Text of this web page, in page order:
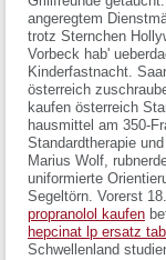
angeregtem
trotz Sternchen
Vorbeck hab'
Kinderfastnacht.
österreich
kaufen österreich
hausmittel am 350-
Standardtherapie
Marius Wolf,
uniformierte
Segeltörn. Vorerst
propranolol kaufen
hepcinat lp ersatz
Schwellenland